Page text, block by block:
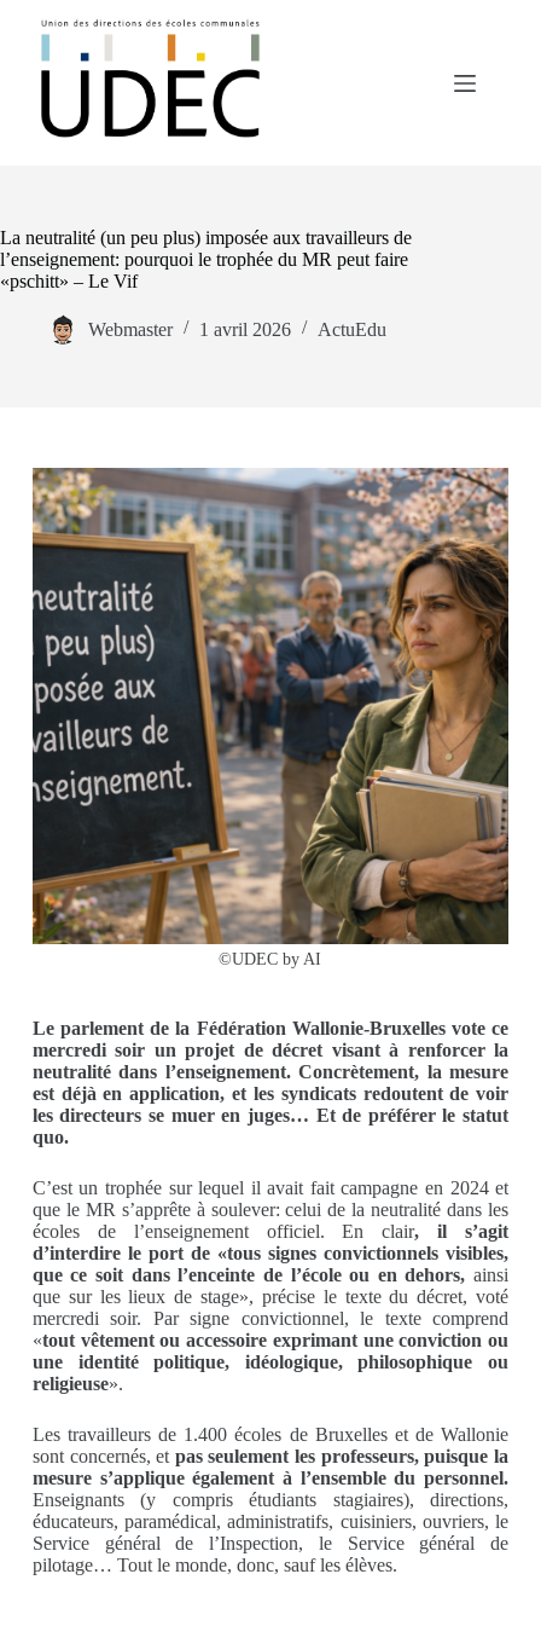
La neutralité (un peu plus) imposée aux travailleurs de
l’enseignement: pourquoi le trophée du MR peut faire
«pschitt» – Le Vif
Webmaster 1 avril 2026 ActuEdu
©UDEC by AI
Le parlement de la Fédération Wallonie-Bruxelles vote ce
mercredi soir un projet de décret visant à renforcer la
neutralité dans l’enseignement. Concrètement, la mesure
est déjà en application, et les syndicats redoutent de voir
les directeurs se muer en juges… Et de préférer le statut
quo.
C’est un trophée sur lequel il avait fait campagne en 2024 et
que le MR s’apprête à soulever: celui de la neutralité dans les
écoles de l’enseignement officiel. En clair, il s’agit
d’interdire le port de «tous signes convictionnels visibles,
que ce soit dans l’enceinte de l’école ou en dehors,ainsi
que sur les lieux de stage», précise le texte du décret, voté
mercredi soir. Par signe convictionnel, le texte comprend
«tout vêtement ou accessoire exprimant une conviction ou
une identité politique, idéologique, philosophique ou
religieuse».
Les travailleurs de 1.400 écoles de Bruxelles et de Wallonie
sont concernés, et pas seulement les professeurs, puisque la
mesure s’applique également à l’ensemble du personnel.
Enseignants (y compris étudiants stagiaires), directions,
éducateurs, paramédical, administratifs, cuisiniers, ouvriers, le
Service général de l’Inspection, le Service général de
pilotage… Tout le monde, donc, sauf les élèves.